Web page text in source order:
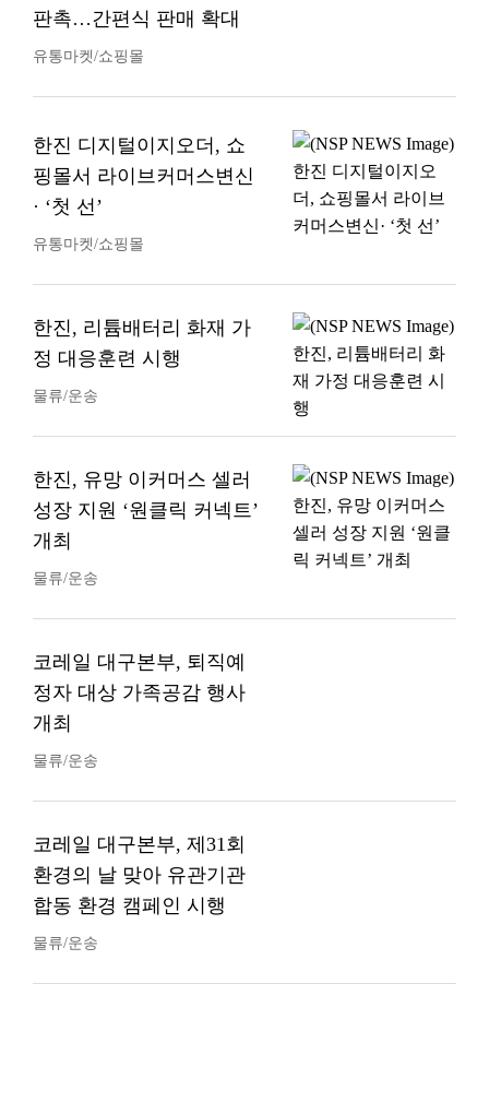
판촉…간편식 판매 확대
유통마켓/쇼핑몰
한진 디지털이지오더, 쇼
핑몰서 라이브커머스변신
· ‘첫 선’
유통마켓/쇼핑몰
한진, 리튬배터리 화재 가
정 대응훈련 시행
물류/운송
한진, 유망 이커머스 셀러
성장 지원 ‘원클릭 커넥트’
개최
물류/운송
코레일 대구본부, 퇴직예
정자 대상 가족공감 행사
개최
물류/운송
코레일 대구본부, 제31회
환경의 날 맞아 유관기관
합동 환경 캠페인 시행
물류/운송